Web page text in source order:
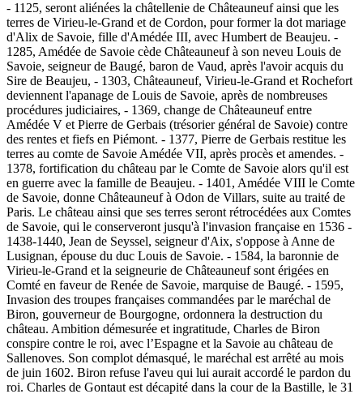
- 1125, seront aliénées la châtellenie de Châteauneuf ainsi que les
terres de Virieu-le-Grand et de Cordon, pour former la dot mariage
d'Alix de Savoie, fille d'Amédée III, avec Humbert de Beaujeu. -
1285, Amédée de Savoie cède Châteauneuf à son neveu Louis de
Savoie, seigneur de Baugé, baron de Vaud, après l'avoir acquis du
Sire de Beaujeu, - 1303, Châteauneuf, Virieu-le-Grand et Rochefort
deviennent l'apanage de Louis de Savoie, après de nombreuses
procédures judiciaires, - 1369, change de Châteauneuf entre
Amédée V et Pierre de Gerbais (trésorier général de Savoie) contre
des rentes et fiefs en Piémont. - 1377, Pierre de Gerbais restitue les
terres au comte de Savoie Amédée VII, après procès et amendes. -
1378, fortification du château par le Comte de Savoie alors qu'il est
en guerre avec la famille de Beaujeu. - 1401, Amédée VIII le Comte
de Savoie, donne Châteauneuf à Odon de Villars, suite au traité de
Paris. Le château ainsi que ses terres seront rétrocédées aux Comtes
de Savoie, qui le conserveront jusqu'à l'invasion française en 1536 -
1438-1440, Jean de Seyssel, seigneur d'Aix, s'oppose à Anne de
Lusignan, épouse du duc Louis de Savoie. - 1584, la baronnie de
Virieu-le-Grand et la seigneurie de Châteauneuf sont érigées en
Comté en faveur de Renée de Savoie, marquise de Baugé. - 1595,
Invasion des troupes françaises commandées par le maréchal de
Biron, gouverneur de Bourgogne, ordonnera la destruction du
château. Ambition démesurée et ingratitude, Charles de Biron
conspire contre le roi, avec l’Espagne et la Savoie au château de
Sallenoves. Son complot démasqué, le maréchal est arrêté au mois
de juin 1602. Biron refuse l'aveu qui lui aurait accordé le pardon du
roi. Charles de Gontaut est décapité dans la cour de la Bastille, le 31